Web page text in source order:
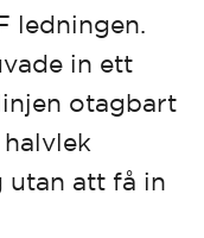
ledningen.
in ett
otagbart
utan att få in